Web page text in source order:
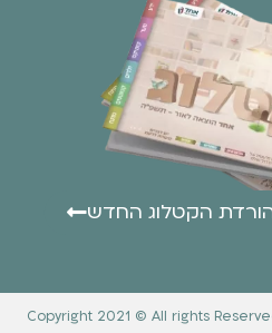
הקטלוג החדש
Copyright 2021 © All rights